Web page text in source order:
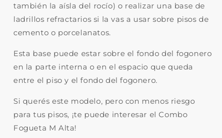
también la aísla del rocío) o realizar una base de
ladrillos refractarios si la vas a usar sobre pisos de
cemento o porcelanatos.
Esta base puede estar sobre el fondo del fogonero
en la parte interna o en el espacio que queda
entre el piso y el fondo del fogonero.
Si querés este modelo, pero con menos riesgo
para tus pisos, ¡te puede interesar el Combo
Fogueta M Alta!